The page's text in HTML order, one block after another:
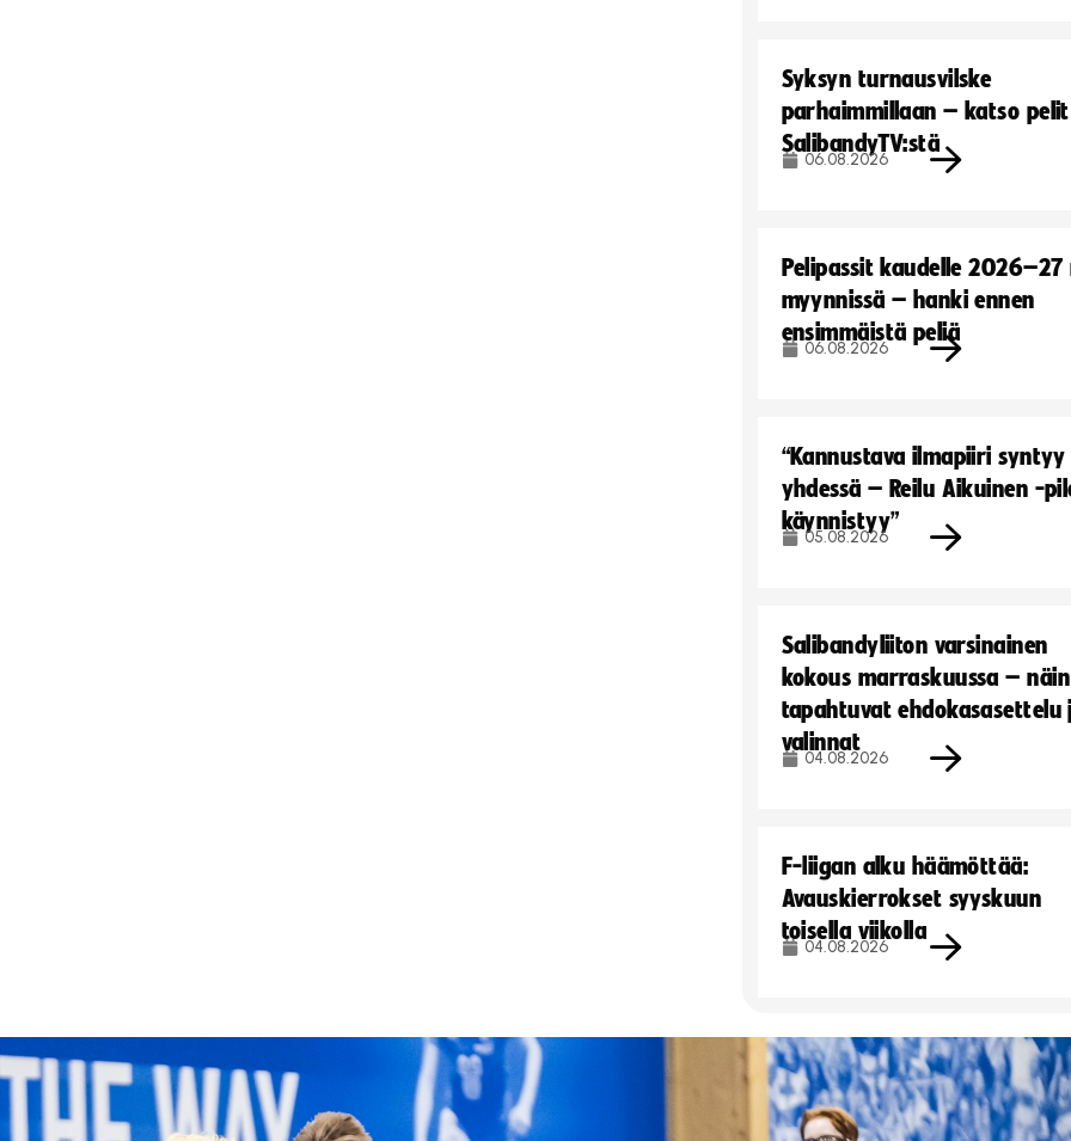
Syksyn turnausvilske
parhaimmillaan – katso pelit
SalibandyTV:stä
06.08.2026
Pelipassit kaudelle
myynnissä – hanki ennen
ensimmäistä peliä
06.08.2026
“Kannustava ilmapiiri syntyy
yhdessä – Reilu Aikuinen -
käynnistyy”
05.08.2026
Salibandyliiton varsinainen
kokous marraskuussa – näin
tapahtuvat ehdokasasettelu
valinnat
04.08.2026
F-liigan alku häämöttää:
Avauskierrokset syyskuun
toisella viikolla
04.08.2026